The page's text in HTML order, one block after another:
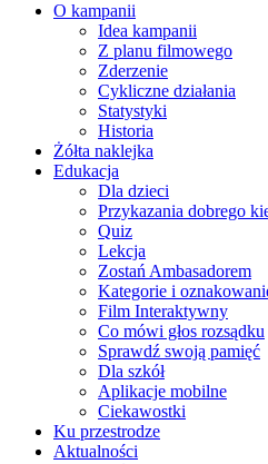
O kampanii
Idea kampanii
Z planu filmowego
Zderzenie
Cykliczne działania
Statystyki
Historia
Żółta naklejka
Edukacja
Dla dzieci
Przykazania dobrego
Quiz
Lekcja
Zostań Ambasadorem
Kategorie i
Film Interaktywny
Co mówi głos rozsądku
Sprawdź swoją pamięć
Dla szkół
Aplikacje mobilne
Ciekawostki
Ku przestrodze
Aktualności